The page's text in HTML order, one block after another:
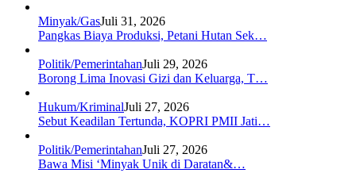
Minyak/GasJuli 31, 2026
Pangkas Biaya Produksi, Petani Hutan Sek…
Politik/PemerintahanJuli 29, 2026
Borong Lima Inovasi Gizi dan Keluarga, T…
Hukum/KriminalJuli 27, 2026
Sebut Keadilan Tertunda, KOPRI PMII Jati…
Politik/PemerintahanJuli 27, 2026
Bawa Misi ‘Minyak Unik di Daratan&…